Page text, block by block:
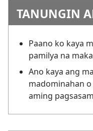
TANUNGIN
Paano ko kaya
pamilya na
Ano kaya ang
madominahan
aming